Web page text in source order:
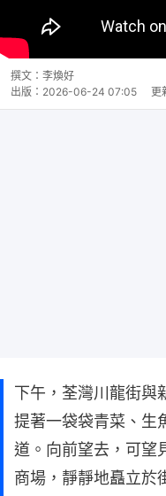
撰文： 李煥好
出版： 2026-06-24 07:05 更
下午，荃灣川龍街與
提著一袋袋青菜、生
道。向前望去，可望
商場，靜靜地矗立於